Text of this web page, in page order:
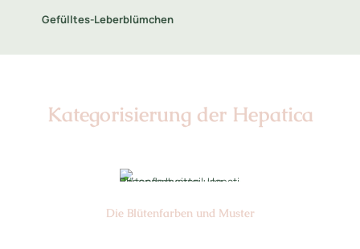
Gefülltes-Leberblümchen
Kategorisierung der Hepatica
Die Blüten­farben und Muster